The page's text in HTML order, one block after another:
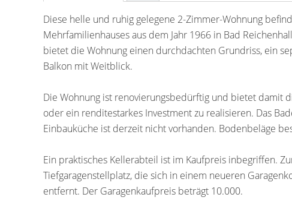
Diese helle und ruhig gelegene 2-Zimmer-Wohnung
Mehrfamilienhauses aus dem Jahr 1966 in Bad
bietet die Wohnung einen durchdachten Grundriss, ein
Balkon mit Weitblick.
Die Wohnung ist renovierungsbedürftig und bietet damit
oder ein renditestarkes Investment zu realisieren. Das
Einbauküche ist derzeit nicht vorhanden. Bodenbeläge
Ein praktisches Kellerabteil ist im Kaufpreis inbegriffen.
Tiefgaragenstellplatz, die sich in einem neueren
entfernt. Der Garagenkaufpreis beträgt 10.000.